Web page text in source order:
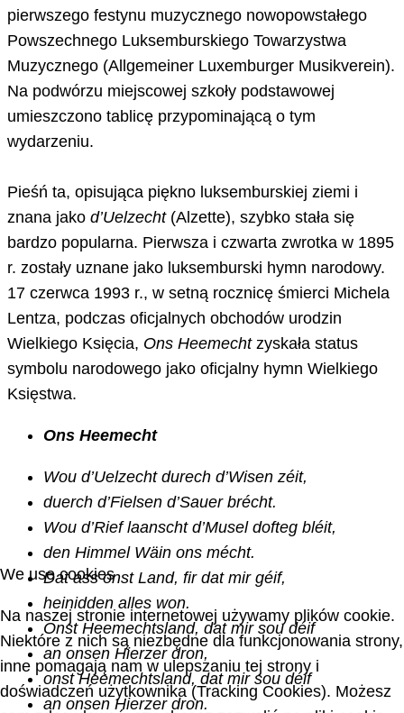
pierwszego festynu muzycznego nowopowstałego
Powszechnego Luksemburskiego Towarzystwa
Muzycznego (Allgemeiner Luxemburger Musikverein).
Na podwórzu miejscowej szkoły podstawowej
umieszczono tablicę przypominającą o tym
wydarzeniu.
Pieśń ta, opisująca piękno luksemburskiej ziemi i
znana jako d’Uelzecht(Alzette), szybko stała się
bardzo popularna. Pierwsza i czwarta zwrotka w 1895
r. zostały uznane jako luksemburski hymn narodowy.
17 czerwca 1993 r., w setną rocznicę śmierci Michela
Lentza, podczas oficjalnych obchodów urodzin
Wielkiego Księcia, Ons Heemechtzyskała status
symbolu narodowego jako oficjalny hymn Wielkiego
Księstwa.
Ons Heemecht
Wou d’Uelzecht durech d’Wisen zéit,
duerch d’Fielsen d’Sauer brécht.
Wou d’Rief laanscht d’Musel dofteg bléit,
den Himmel Wäin ons mécht.
Dat ass onst Land, fir dat mir géif,
heinidden alles won.
Onst Heemechtsland, dat mir sou déif
an onsen Hierzer dron,
onst Heemechtsland, dat mir sou déif
an onsen Hierzer dron.
We use cookies
Na naszej stronie internetowej używamy plików cookie.
Niektóre z nich są niezbędne dla funkcjonowania strony,
inne pomagają nam w ulepszaniu tej strony i
doświadczeń użytkownika (Tracking Cookies). Możesz